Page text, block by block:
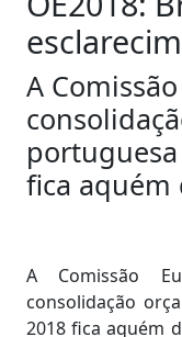
A
fica
A Comissão
consolidação
2018 fica aquém